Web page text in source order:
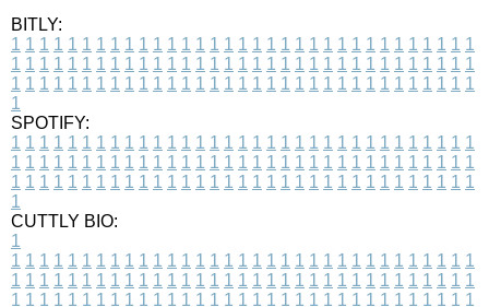
BITLY:
1 1 1 1 1 1 1 1 1 1 1 1 1 1 1 1 1 1 1 1 1 1 1 1 1 1 1 1 1 1 1 1 1
1 1 1 1 1 1 1 1 1 1 1 1 1 1 1 1 1 1 1 1 1 1 1 1 1 1 1 1 1 1 1 1 1
1 1 1 1 1 1 1 1 1 1 1 1 1 1 1 1 1 1 1 1 1 1 1 1 1 1 1 1 1 1 1 1 1
1
SPOTIFY:
1 1 1 1 1 1 1 1 1 1 1 1 1 1 1 1 1 1 1 1 1 1 1 1 1 1 1 1 1 1 1 1 1
1 1 1 1 1 1 1 1 1 1 1 1 1 1 1 1 1 1 1 1 1 1 1 1 1 1 1 1 1 1 1 1 1
1 1 1 1 1 1 1 1 1 1 1 1 1 1 1 1 1 1 1 1 1 1 1 1 1 1 1 1 1 1 1 1 1
1
CUTTLY BIO:
1
1 1 1 1 1 1 1 1 1 1 1 1 1 1 1 1 1 1 1 1 1 1 1 1 1 1 1 1 1 1 1 1 1
1 1 1 1 1 1 1 1 1 1 1 1 1 1 1 1 1 1 1 1 1 1 1 1 1 1 1 1 1 1 1 1 1
1 1 1 1 1 1 1 1 1 1 1 1 1 1 1 1 1 1 1 1 1 1 1 1 1 1 1 1 1 1 1 1 1